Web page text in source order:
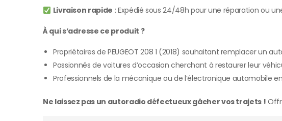
Livraison rapide : Expédié sous 24/48h pour une réparation ou
À qui s’adresse ce produit ?
Propriétaires de PEUGEOT 208 1 (2018) souhaitant remplacer un
Passionnés de voitures d’occasion cherchant à restaurer leur
Professionnels de la mécanique ou de l’électronique automobile
Ne laissez pas un autoradio défectueux gâcher vos trajets !